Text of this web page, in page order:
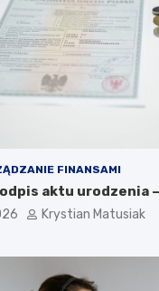
FINANSAMI
aktu urodzenia
Krystian Matusiak